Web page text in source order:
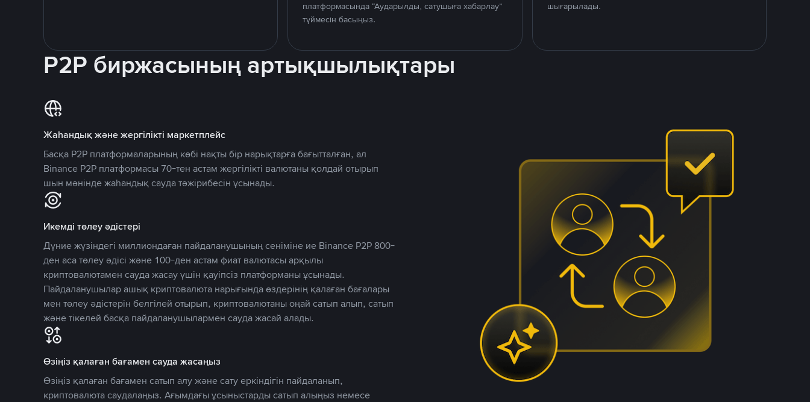
платформасында “Аударылды, сатушыға хабарлау”
түймесін басыңыз.
шығарылады.
P2P биржасының артықшылықтары
Жаһандық және жергілікті маркетплейс
Басқа P2P платформаларының көбі нақты бір нарықтарға бағытталған, ал
Binance P2P платформасы 70-тен астам жергілікті валютаны қолдай отырып
шын мәнінде жаһандық сауда тәжірибесін ұсынады.
Икемді төлеу әдістері
Дүние жүзіндегі миллиондаған пайдаланушының сеніміне ие Binance P2P 800-
ден аса төлеу әдісі және 100-ден астам фиат валютасы арқылы
криптовалютамен сауда жасау үшін қауіпсіз платформаны ұсынады.
Пайдаланушылар ашық криптовалюта нарығында өздерінің қалаған бағалары
мен төлеу әдістерін белгілей отырып, криптовалютаны оңай сатып алып, сатып
және тікелей басқа пайдаланушылармен сауда жасай алады.
Өзіңіз қалаған бағамен сауда жасаңыз
Өзіңіз қалаған бағамен сатып алу және сату еркіндігін пайдаланып,
криптовалюта саудалаңыз. Ағымдағы ұсыныстарды сатып алыңыз немесе